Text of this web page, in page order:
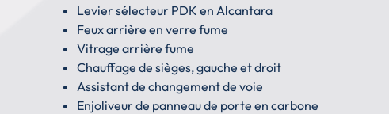
Levier sélecteur PDK en Alcantara
Feux arrière en verre fume
Vitrage arrière fume
Chauffage de sièges, gauche et droit
Assistant de changement de voie
Enjoliveur de panneau de porte en carbone